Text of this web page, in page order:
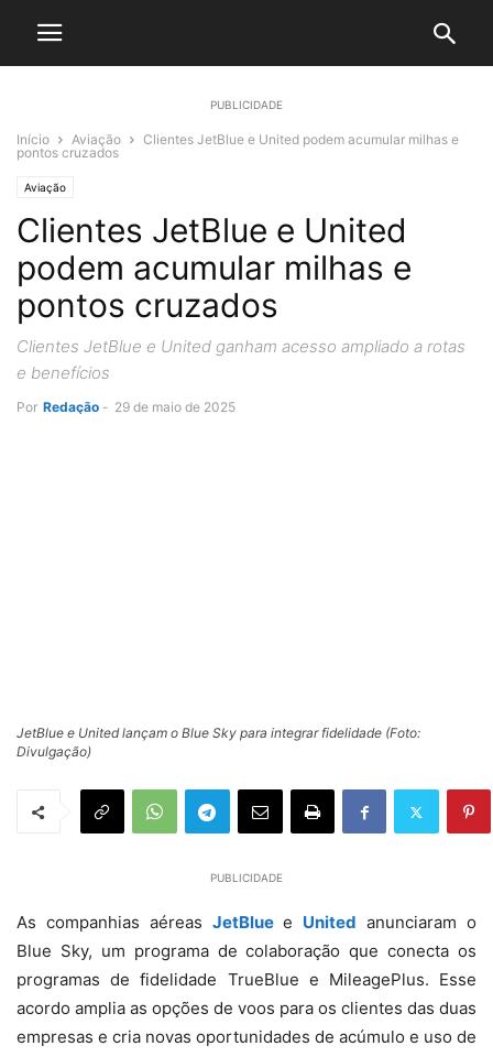
PUBLICIDADE
Início Aviação
Clientes JetBlue e United podem acumular milhas e
pontos cruzados
Aviação
Clientes JetBlue e United
podem acumular milhas e
pontos cruzados
Clientes JetBlue e United ganham acesso ampliado a rotas
e benefícios
Por Redação - 29 de maio de 2025
JetBlue e United lançam o Blue Sky para integrar fidelidade (Foto:
Divulgação)
PUBLICIDADE
As companhias aéreas JetBluee United anunciaram o
Blue Sky, um programa de colaboração que conecta os
programas de fidelidade TrueBlue e MileagePlus. Esse
acordo amplia as opções de voos para os clientes das duas
empresas e cria novas oportunidades de acúmulo e uso de